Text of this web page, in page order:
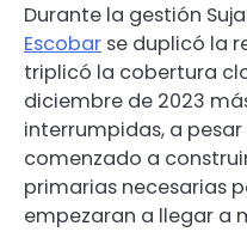
Durante la gestión
Escobar se duplicó la
triplicó la cobertura
diciembre de 2023
interrumpidas, a
comenzado a
primarias necesarias
empezaran a llegar a